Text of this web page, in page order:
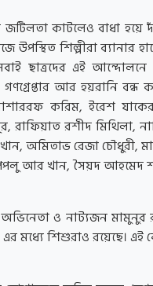
জটিলতা কাটলেও বাধা হয়ে
উপস্থিত শিল্পীরা ব্যানার
ছাত্রদের এই
গণগ্রেপ্তার আর হয়রানি
করিম, ইরেশ
রাফিয়াত রশীদ
অমিতাভ রেজা চৌধুরী,
আর খান, সৈয়দ আহমেদ
অভিনেতা ও নাট্যজন
এর মধ্যে শিশুরাও রয়েছে।